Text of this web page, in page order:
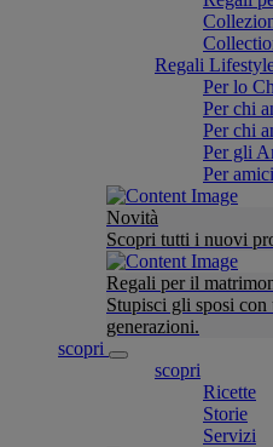
Regali
Per lo
Per chi
Per chi
Per gli
Per
Novità
Scopri tutti i nuovi
Regali per il
Stupisci gli sposi con
generazioni.
scopri
scopri
Ricette
Storie
Servizi